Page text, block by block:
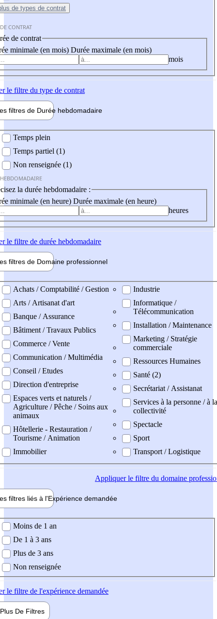
de types de contrat
CONTRAT
de contrat
minimale (en mois) Durée maximale (en mois)
mois
le filtre du type de contrat
filtres de Durée hebdomadaire
Temps plein
Temps partiel (1)
Non renseignée (1)
la durée hebdomadaire :
minimale (en heure) Durée maximale (en heure)
heures
le filtre de durée hebdomadaire
filtres de Domaine professionnel
professionel
Achats / Comptabilité / Gestion
Arts / Artisanat d'art
Banque / Assurance
Bâtiment / Travaux Publics
Commerce / Vente
Communication / Multimédia
Conseil / Etudes
Direction d'entreprise
Espaces verts et naturels /
Agriculture / Pêche / Soins aux
animaux
Hôtellerie - Restauration /
Tourisme / Animation
Immobilier
Industrie
Informatique /
Télécommunication
Installation / Maintenance
Marketing / Stratégie
commerciale
Ressources Humaines
Santé (2)
Secrétariat / Assistanat
Services à la personne / à la
collectivité
Spectacle
Sport
Transport / Logistique
Appliquerle filtre du domaine
filtres liés à l'Expérience demandée
demandée
Moins de 1 an
De 1 à 3 ans
Plus de 3 ans
Non renseignée
le filtre de l'expérience demandée
Plus De Filtres